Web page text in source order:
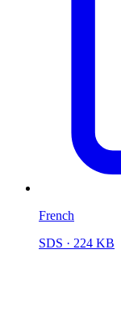
French
SDS · 224 KB